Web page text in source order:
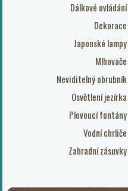
Dálkové ovládání
Dekorace
Japonské lampy
Mlhovače
Neviditelný obrubník
Osvětlení jezírka
Plovoucí fontány
Vodní chrliče
Zahradní zásuvky